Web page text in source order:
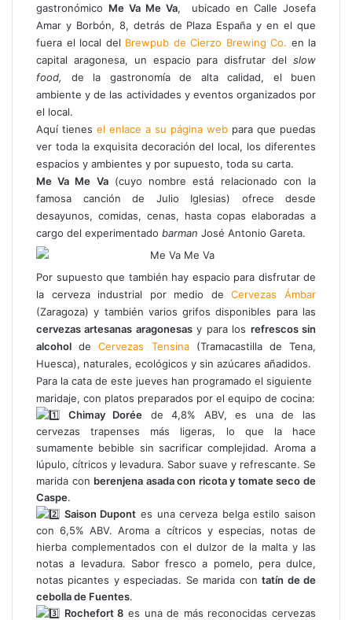
gastronómico Me Va Me Va,
ubicado en Calle Josefa
Amar y Borbón, 8, detrás de Plaza España y en el que
fuera el local del Brewpub de Cierzo Brewing Co. en la
capital aragonesa, un espacio para disfrutar delslow
food,
de la gastronomía de alta calidad, el buen
ambiente y de las actividades y eventos organizados por
el local.
Aquí tienes el enlace a su página web para que puedas
ver toda la exquisita decoración del local, los diferentes
espacios y ambientes y por supuesto, toda su carta.
Me Va Me Va(cuyo nombre está relacionado con la
famosa canción de Julio Iglesias) ofrece desde
desayunos, comidas, cenas, hasta copas elaboradas a
cargo del experimentado barman José Antonio Gareta.
Por supuesto que también hay espacio para disfrutar de
la cerveza industrial por medio deCervezas Ámbar
(Zaragoza) y también varios grifos disponibles para las
cervezas artesanas aragonesasy para los refrescos sin
alcohol deCervezas Tensina(Tramacastilla de Tena,
Huesca), naturales, ecológicos y sin azúcares añadidos.
Para la cata de este jueves han programado el siguiente
maridaje, con platos preparados por el equipo de cocina:
Chimay Dorée de 4,8% ABV, es una de las
cervezas trapenses más ligeras, lo que la hace
sumamente bebible sin sacrificar complejidad. Aroma a
lúpulo, cítricos y levadura. Sabor suave y refrescante. Se
marida con berenjena asada con ricota y tomate seco de
Caspe.
Saison Dupont es una cerveza belga estilo saison
con 6,5% ABV. Aroma a cítricos y especias, notas de
hierba complementados con el dulzor de la malta y las
notas a levadura. Sabor fresco a pomelo, pera dulce,
notas picantes y especiadas. Se marida contatín de de
cebolla de Fuentes.
Rochefort 8 es una de más reconocidas cervezas